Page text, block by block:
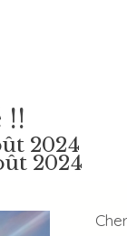
!!
2024
2024